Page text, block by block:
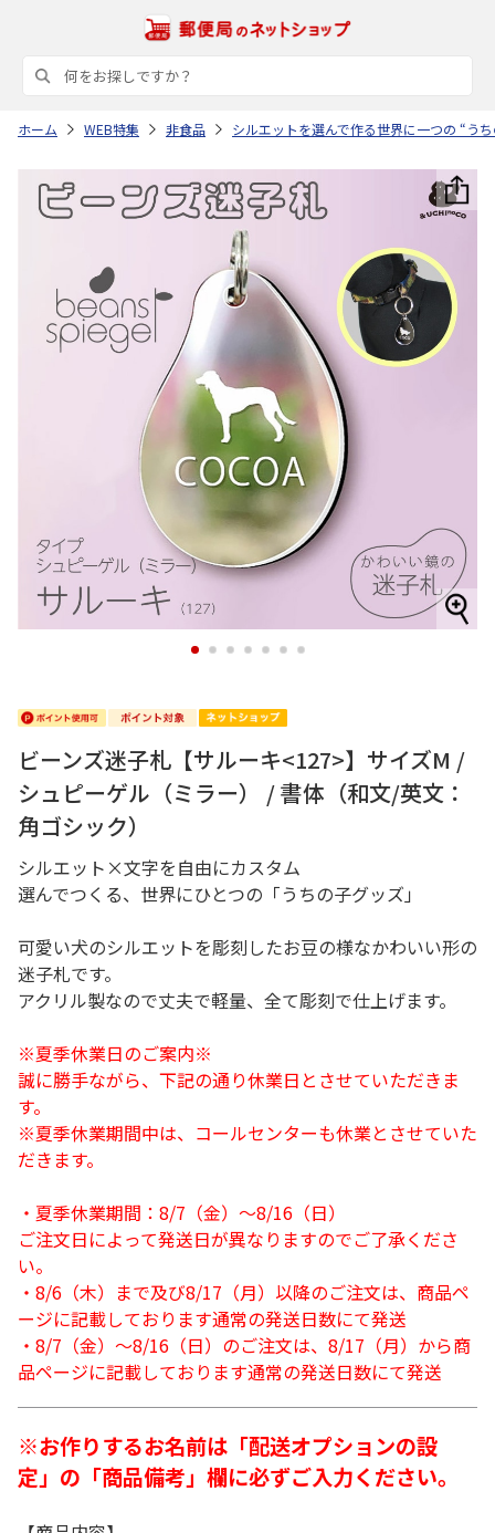
ホーム WEB特集 非食品 シルエットを選んで作る世界に一つの “う
1 2 3 4 5 6 7
ビーンズ迷子札【サルーキ<127>】サイズM /
シュピーゲル（ミラー） / 書体（和文/英文：
角ゴシック）
シルエット×文字を自由にカスタム
選んでつくる、世界にひとつの「うちの子グッズ」
可愛い犬のシルエットを彫刻したお豆の様なかわいい形の
迷子札です。
アクリル製なので丈夫で軽量、全て彫刻で仕上げます。
※夏季休業日のご案内※
誠に勝手ながら、下記の通り休業日とさせていただきま
す。
※夏季休業期間中は、コールセンターも休業とさせていた
だきます。
・夏季休業期間：8/7（金）～8/16（日）
ご注文日によって発送日が異なりますのでご了承くださ
い。
・8/6（木）まで及び8/17（月）以降のご注文は、商品ペ
ージに記載しております通常の発送日数にて発送
・8/7（金）～8/16（日）のご注文は、8/17（月）から商
品ページに記載しております通常の発送日数にて発送
※お作りするお名前は「配送オプションの設
定」の「商品備考」欄に必ずご入力ください。